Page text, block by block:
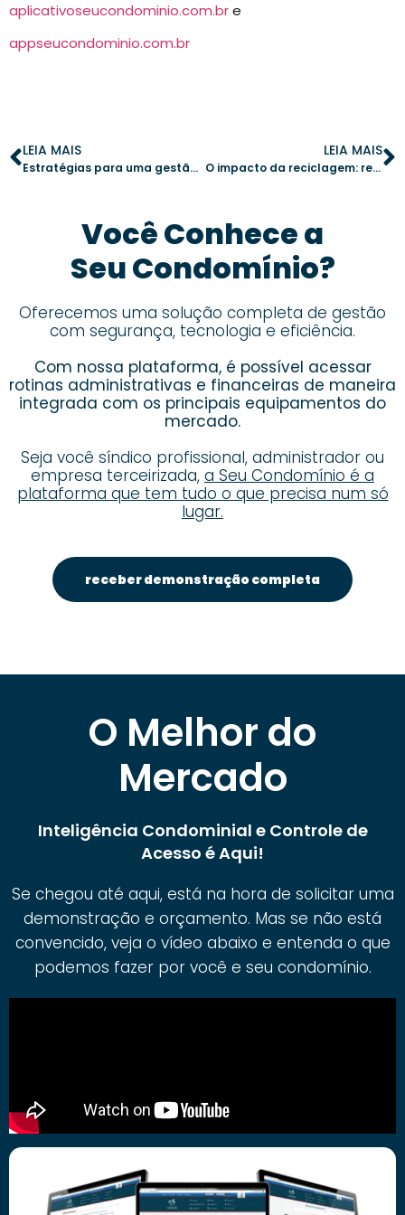
aplicativoseucondominio.com.bre
appseucondominio.com.br
LEIA MAIS
Estratégias para uma gestão de condomínio transparente e funcional
LEIA MAIS
O impacto da reciclagem: redução de custos e maior engajamento no condomínio
Você Conhece a
Seu Condomínio?
Oferecemos uma solução completa de gestão
com segurança, tecnologia e eficiência.
Com nossa plataforma, é possível acessar
rotinas administrativas e financeiras de maneira
integrada com os principais equipamentos do
mercado.
Seja você síndico profissional, administrador ou
empresa terceirizada, a Seu Condomínio é a
plataforma que tem tudo o que precisa num só
lugar.
receber demonstração completa
O Melhor do
Mercado
Inteligência Condominial e Controle de
Acesso é Aqui!
Se chegou até aqui, está na hora de solicitar uma
demonstração e orçamento. Mas se não está
convencido, veja o vídeo abaixo e entenda o que
podemos fazer por você e seu condomínio.